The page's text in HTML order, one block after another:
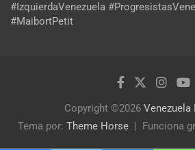
#IzquierdaVenezuela
#MaibortPetit
Copyright ©2026
Tema por: Theme Horse Funciona